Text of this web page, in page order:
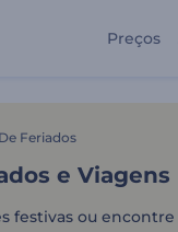
Preços
de
Feriados
e Viagens
festivas ou